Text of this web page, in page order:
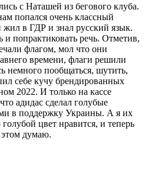
с Наташей из бегового клуба.
попался очень классный
жил в ГДР и знал русский язык.
попрактиковать речь. Отметив,
флагом, мол что они
времени, флаги решили
немного пообщаться, шутить,
себе кучу брендированных
2022. И только на кассе
адидас сделал голубые
в поддержку Украины. А я их
цвет нравится, и теперь
этом думаю.